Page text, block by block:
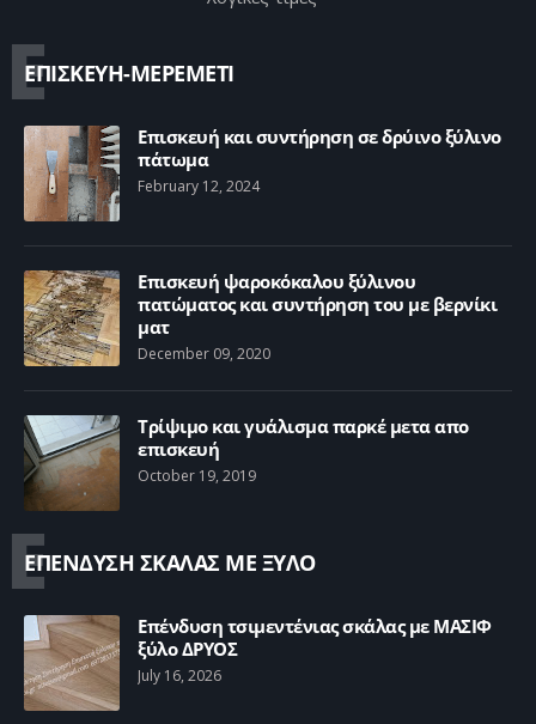
Ε
ΕΠΙΣΚΕΥΗ-ΜΕΡΕΜΕΤΙ
Επισκευή και συντήρηση σε δρύινο ξύλινο
πάτωμα
February 12, 2024
Επισκευή ψαροκόκαλου ξύλινου
πατώματος και συντήρηση του με βερνίκι
ματ
December 09, 2020
Τρίψιμο και γυάλισμα παρκέ μετα απο
επισκευή
October 19, 2019
Ε
ΕΠΕΝΔΥΣΗ ΣΚΑΛΑΣ ΜΕ ΞΥΛΟ
Επένδυση τσιμεντένιας σκάλας με ΜΑΣΙΦ
ξύλο ΔΡΥΟΣ
July 16, 2026